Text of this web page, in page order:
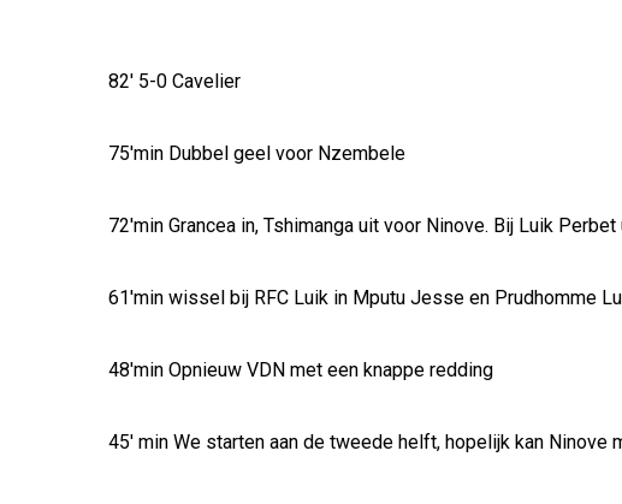
82' 5-0 Cavelier
75'min Dubbel geel voor Nzembele
72'min Grancea in, Tshimanga uit voor Ninove. Bij Luik
61'min wissel bij RFC Luik in Mputu Jesse en Prudhomme
48'min Opnieuw VDN met een knappe redding
45' min We starten aan de tweede helft, hopelijk kan